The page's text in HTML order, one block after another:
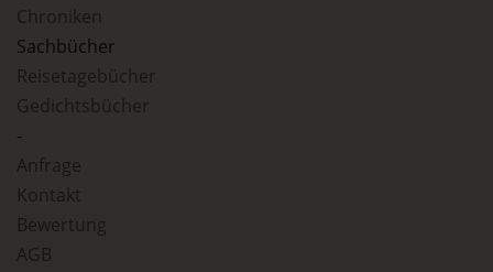
Chroniken
Sachbücher
Reisetagebücher
Gedichtsbücher
-
Anfrage
Kontakt
Bewertung
AGB
gewährleisten, dass die personenbezogenen Daten nicht
einer identifizierten oder identifizierbaren natürlichen Person
zugewiesen werden.
die natürliche oder juristische Person, Behörde, Einrichtung
oder andere Stelle, die allein oder gemeinsam mit anderen
über die Zwecke und Mittel der Verarbeitung von
personenbezogenen Daten entscheidet. Sind die Zwecke